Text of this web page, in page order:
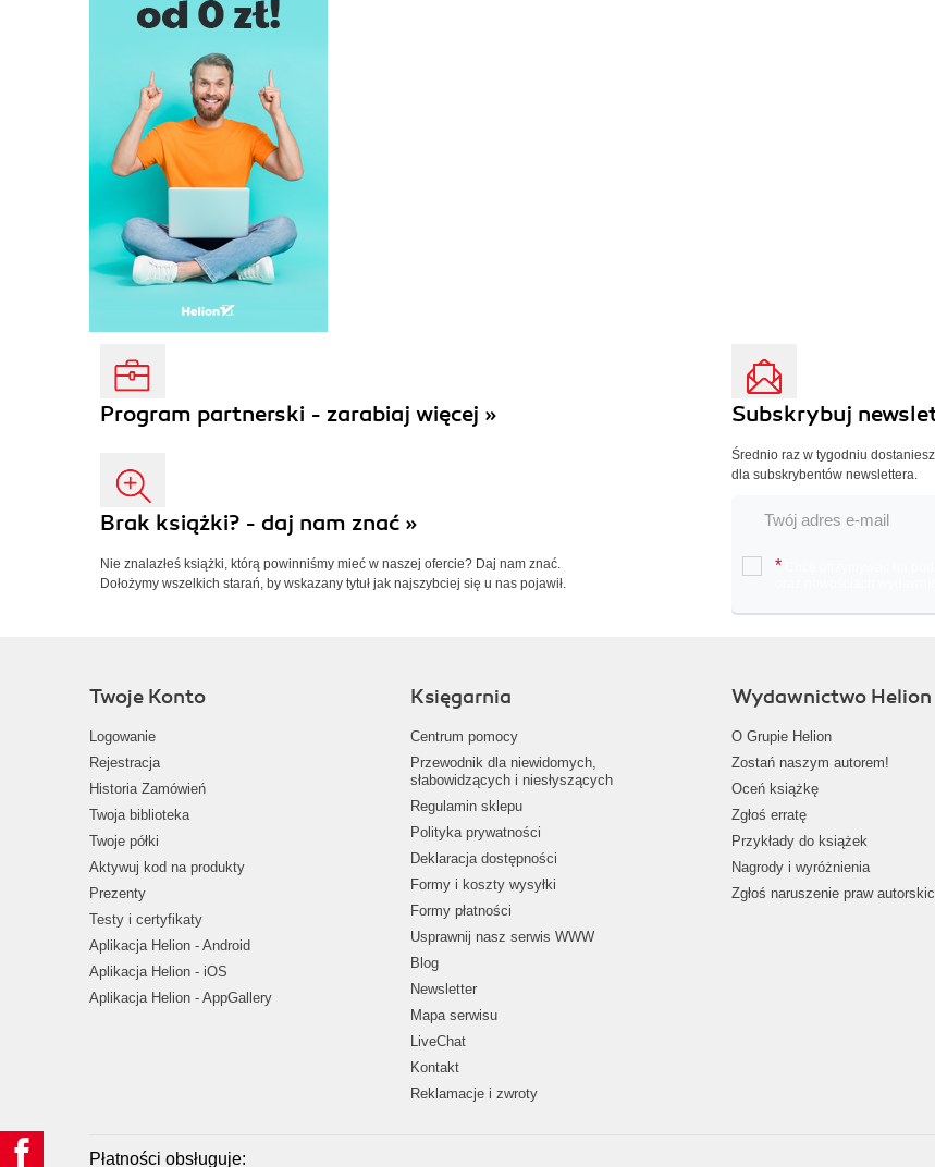
Program partnerski - zarabiaj więcej »
Brak książki? - daj nam znać »
Nie znalazłeś książki, którą powinniśmy mieć w naszej ofercie? Daj nam znać.
Dołożymy wszelkich starań, by wskazany tytuł jak najszybciej się u nas pojawił.
Subskrybuj
Średnio raz w tygodniu
dla subskrybentów newslettera.
*
Twoje Konto
Logowanie
Rejestracja
Historia Zamówień
Twoja biblioteka
Twoje półki
Aktywuj kod na produkty
Prezenty
Testy i certyfikaty
Aplikacja Helion - Android
Aplikacja Helion - iOS
Aplikacja Helion - AppGallery
Księgarnia
Centrum pomocy
Przewodnik dla niewidomych,
słabowidzących i niesłyszących
Regulamin sklepu
Polityka prywatności
Deklaracja dostępności
Formy i koszty wysyłki
Formy płatności
Usprawnij nasz serwis WWW
Blog
Newsletter
Mapa serwisu
LiveChat
Kontakt
Reklamacje i zwroty
Wydawnictwo Helion
O Grupie Helion
Zostań naszym autorem!
Oceń książkę
Zgłoś erratę
Przykłady do książek
Nagrody i wyróżnienia
Zgłoś naruszenie praw
Płatności obsługuje: